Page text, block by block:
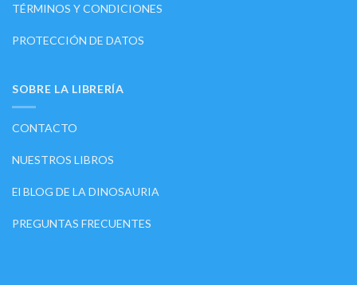
TÉRMINOS Y CONDICIONES
PROTECCIÓN DE DATOS
SOBRE LA LIBRERÍA
CONTACTO
NUESTROS LIBROS
El BLOG DE LA DINOSAURIA
PREGUNTAS FRECUENTES